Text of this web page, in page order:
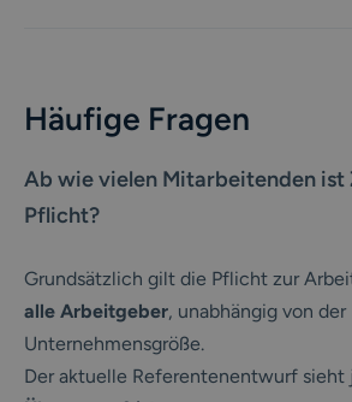
Häufige Fragen
Ab wie vielen Mitarbeitenden ist
Pflicht?
Grundsätzlich gilt die Pflicht zur
alle Arbeitgeber, unabhängig von der
Unternehmensgröße.
Der aktuelle Referentenentwurf sieht